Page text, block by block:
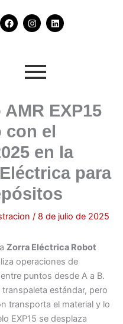
F
a
c
I
n
s
g
r
a
L
i
n
EXP15
con el
en la
para
/ 8 de julio de 2025
Zorra Eléctrica Robot
operaciones de
puntos desde A a B.
estándar, pero
transporta el material y lo
EXP15 se desplaza